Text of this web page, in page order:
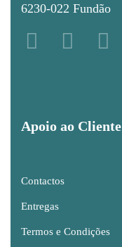
6230-022 Fundão
Apoio ao Cliente
Contactos
Entregas
Termos e Condições